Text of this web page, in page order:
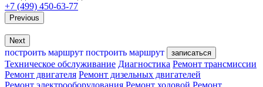
+7 (499) 450-63-77
Previous
Next
построить маршрут построить маршрут записаться
Техническое обслуживание Диагностика Ремонт трансмиссии
Ремонт двигателя Ремонт дизельных двигателей
Ремонт электрооборудования Ремонт ходовой Ремонт